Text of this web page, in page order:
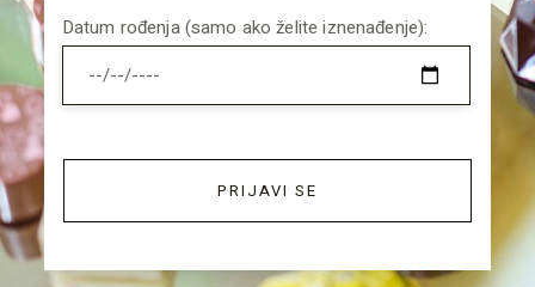
Datum rođenja (samo ako želite iznenađenje):
PRIJAVI SE